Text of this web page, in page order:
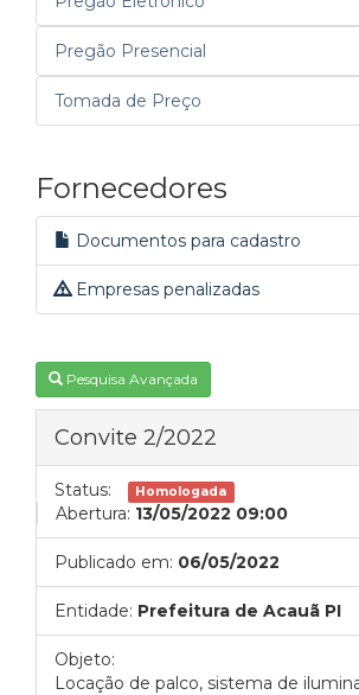
Pregão Presencial
Tomada de Preço
Fornecedores
Documentos para cadastro
Empresas penalizadas
Pesquisa Avançada
Convite 2/2022
Status: Homologada
Abertura: 13/05/2022 09:00
Publicado em: 06/05/2022
Entidade: Prefeitura de Acauã PI
Objeto:
Locação de palco, sistema de